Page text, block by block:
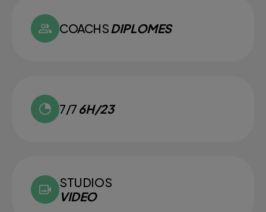
COACHSDIPLOMES
7/7 6H/23
STUDIOS
VIDEO